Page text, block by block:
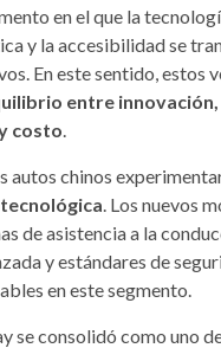
en el que la
y la accesibilidad se
En este sentido, estos
entre innovación,
costo
autos chinos
. Los nuevos
de asistencia a la
y estándares de
en este segmento.
se consolidó como uno